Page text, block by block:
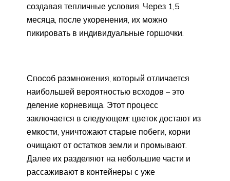
создавая тепличные условия. Через 1,5
месяца, после укоренения, их можно
пикировать в индивидуальные горшочки.
Способ размножения, который отличается
наибольшей вероятностью всходов – это
деление корневища. Этот процесс
заключается в следующем: цветок достают из
емкости, уничтожают старые побеги, корни
очищают от остатков земли и промывают.
Далее их разделяют на небольшие части и
рассаживают в контейнеры с уже